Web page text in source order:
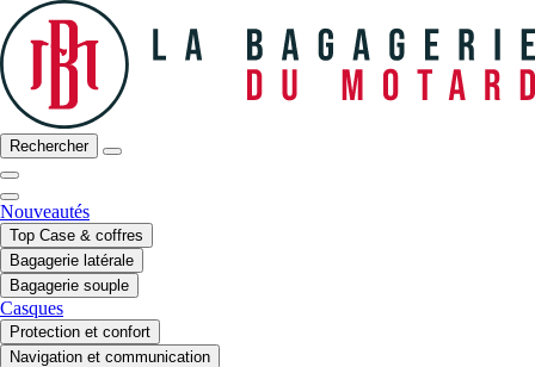
Rechercher
Nouveautés
Top Case & coffres
Bagagerie latérale
Bagagerie souple
Casques
Protection et confort
Navigation et communication